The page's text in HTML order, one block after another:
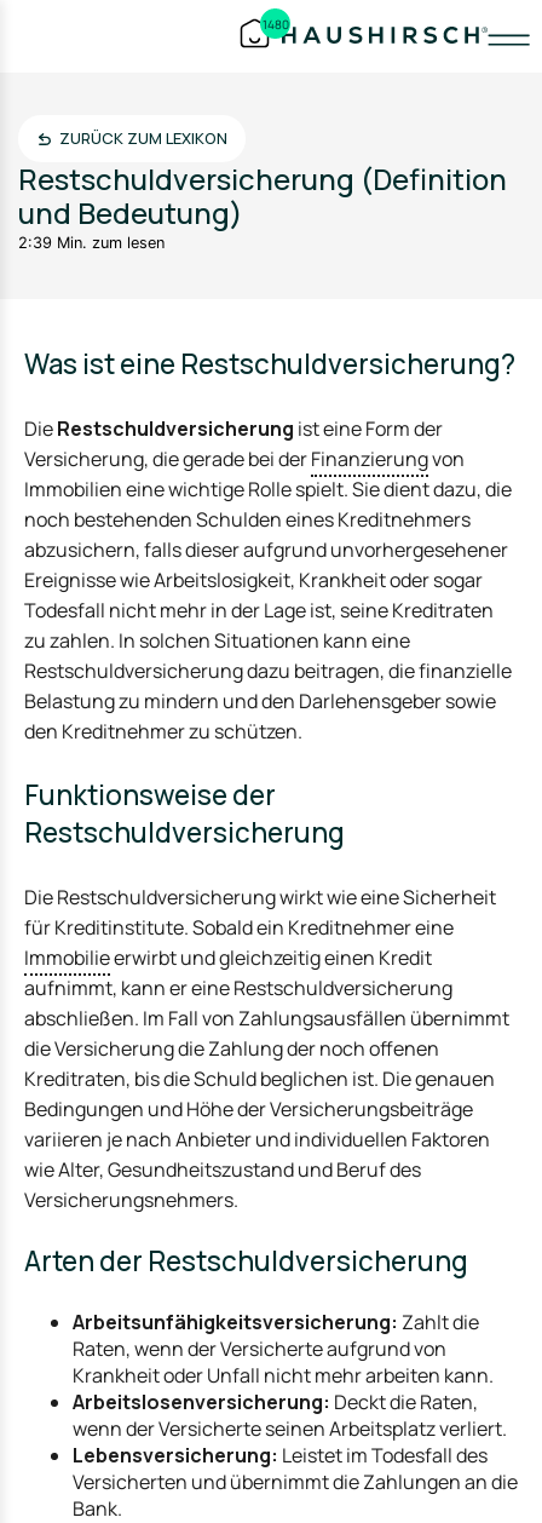
1480
ZURÜCK ZUM LEXIKON
Restschuldversicherung (Definition
und Bedeutung)
2:39 Min. zum lesen
Was ist eine Restschuldversicherung?
DieRestschuldversicherung ist eine Form der
Versicherung, die gerade bei derFinanzierungvon
Immobilien eine wichtige Rolle spielt. Sie dient dazu, die
noch bestehenden Schulden eines Kreditnehmers
abzusichern, falls dieser aufgrund unvorhergesehener
Ereignisse wie Arbeitslosigkeit, Krankheit oder sogar
Todesfall nicht mehr in der Lage ist, seine Kreditraten
zu zahlen. In solchen Situationen kann eine
Restschuldversicherung dazu beitragen, die finanzielle
Belastung zu mindern und den Darlehensgeber sowie
den Kreditnehmer zu schützen.
Funktionsweise der
Restschuldversicherung
Die Restschuldversicherung wirkt wie eine Sicherheit
für Kreditinstitute. Sobald ein Kreditnehmer eine
Immobilieerwirbt und gleichzeitig einen Kredit
aufnimmt, kann er eine Restschuldversicherung
abschließen. Im Fall von Zahlungsausfällen übernimmt
die Versicherung die Zahlung der noch offenen
Kreditraten, bis die Schuld beglichen ist. Die genauen
Bedingungen und Höhe der Versicherungsbeiträge
variieren je nach Anbieter und individuellen Faktoren
wie Alter, Gesundheitszustand und Beruf des
Versicherungsnehmers.
Arten der Restschuldversicherung
Arbeitsunfähigkeitsversicherung: Zahlt die
Raten, wenn der Versicherte aufgrund von
Krankheit oder Unfall nicht mehr arbeiten kann.
Arbeitslosenversicherung: Deckt die Raten,
wenn der Versicherte seinen Arbeitsplatz verliert.
Lebensversicherung: Leistet im Todesfall des
Versicherten und übernimmt die Zahlungen an die
Bank.